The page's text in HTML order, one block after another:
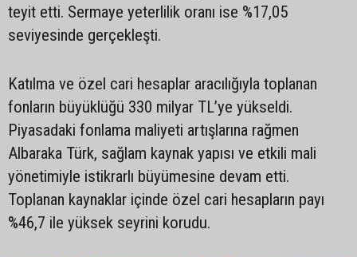
teyit etti. Sermaye yeterlilik oranı ise %17,05
seviyesinde gerçekleşti.
Katılma ve özel cari hesaplar aracılığıyla toplanan
fonların büyüklüğü 330 milyar TL’ye yükseldi.
Piyasadaki fonlama maliyeti artışlarına rağmen
Albaraka Türk, sağlam kaynak yapısı ve etkili mali
yönetimiyle istikrarlı büyümesine devam etti.
Toplanan kaynaklar içinde özel cari hesapların payı
%46,7 ile yüksek seyrini korudu.